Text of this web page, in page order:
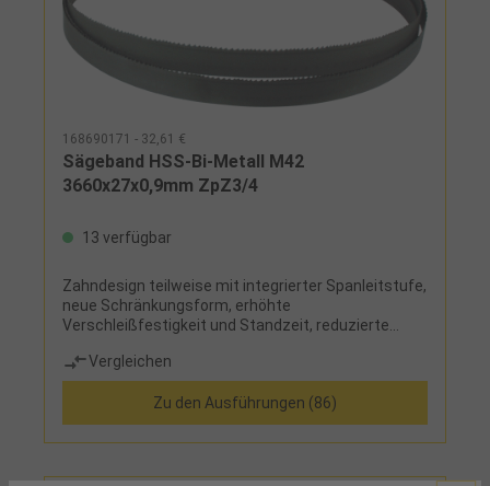
168690171 - 32,61 €
Sägeband HSS-Bi-Metall M42
3660x27x0,9mm ZpZ3/4
13 verfügbar
Zahndesign teilweise mit integrierter Spanleitstufe,
neue Schränkungsform, erhöhte
Verschleißfestigkeit und Standzeit, reduzierte
verbesserte Oberflächenbeschaffenheit des
Schnittes
Vergleichen
Zu den Ausführungen (86)